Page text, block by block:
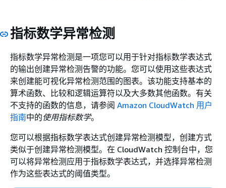
指标数学异常检测
指标数学异常检测是一项您可以用于针对指标数学表达式
的输出创建异常检测告警的功能。您可以使用这些表达式
来创建能可视化异常检测范围的图表。该功能支持基本的
算术函数、比较和逻辑运算符以及大多数其他函数。有关
不支持的函数的信息，请参阅 Amazon CloudWatch 用户
指南中的使用指标数学。
您可以根据指标数学表达式创建异常检测模型，创建方式
类似于创建异常检测模型。在 CloudWatch 控制台中，您
可以将异常检测应用于指标数学表达式，并选择异常检测
作为这些表达式的阈值类型。